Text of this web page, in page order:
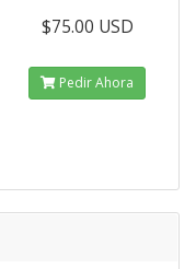
$75.00 USD
Pedir Ahora